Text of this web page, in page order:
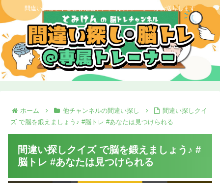
間違い探しを中心とした脳トレを専属トレーナーがお送りします
ホーム 他チャンネルの間違い探し
間違い探しクイ
ズ で脳を鍛えましょう♪ #脳トレ #あなたは見つけられる
間違い探しクイズ で脳を鍛えましょう♪ #
脳トレ #あなたは見つけられる